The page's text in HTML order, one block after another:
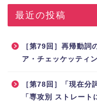
最近の投稿
［第79回］再帰動
ア・チェッケッティ
［第78回］「現在分
「専攻別 ストレート